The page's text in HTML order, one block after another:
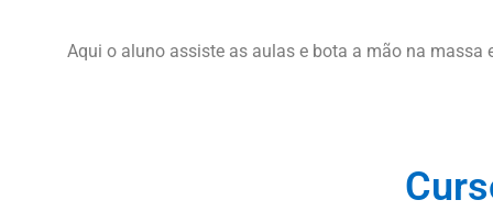
Aqui o aluno assiste as aulas e bota a mão na